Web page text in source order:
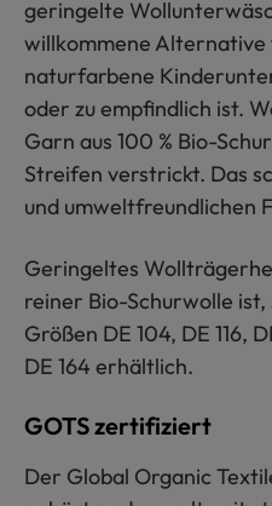
geringelte
willkommene Alternative
naturfarbene
oder zu empfindlich ist.
Garn aus 100 % Bio-
Streifen verstrickt. Das
und umweltfreundlichen
Geringeltes
reiner Bio-Schurwolle
Größen DE 104, DE 116,
DE 164 erhältlich.
GOTS zertifiziert
Der Global Organic